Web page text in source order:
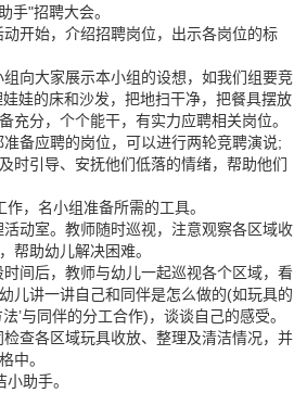
"招聘大会。
始，介绍招聘岗位，出示各岗位的标
大家展示本小组的设想，如我们组要竞
娃的床和沙发，把地扫干净，把餐具摆放
充分，个个能干，有实力应聘相关岗位。
应聘的岗位，可以进行两轮竞聘演说;
时引导、安抚他们低落的情绪，帮助他们
，名小组准备所需的工具。
室。教师随时巡视，注意观察各区域收
帮助幼儿解决困难。
后，教师与幼儿一起巡视各个区域，看
儿讲一讲自己和同伴是怎么做的(如玩具的
’与同伴的分工合作)，谈谈自己的感受。
各区域玩具收放、整理及清洁情况，并
中。
助手。